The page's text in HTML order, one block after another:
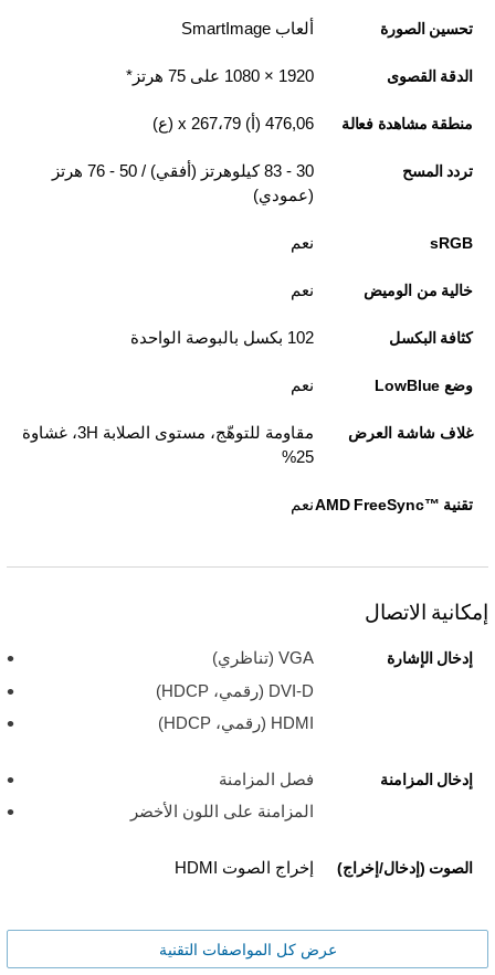
تحسين الصورة ألعاب SmartImage
الدقة القصوى 1920‏ × 1080 على 75 هرتز*
منطقة مشاهدة فعالة 476,06 (أ) x 267،79 (ع)
تردد المسح
30 - 83 كيلوهرتز (أفقي) / 50 - 76 هرتز
(عمودي)
sRGB نعم
خالية من الوميض نعم
كثافة البكسل 102 بكسل بالبوصة الواحدة
وضع LowBlue نعم
غلاف شاشة العرض
مقاومة للتوهّج، مستوى الصلابة 3H، غشاوة
25%
تقنية AMD FreeSync™‎ نعم
إمكانية الاتصال
إدخال الإشارة
VGA (تناظري)
DVI-D (رقمي، HDCP)
HDMI (رقمي، HDCP)
إدخال المزامنة
فصل المزامنة
المزامنة على اللون الأخضر
الصوت (إدخال/إخراج) إخراج الصوت HDMI
عرض كل المواصفات التقنية